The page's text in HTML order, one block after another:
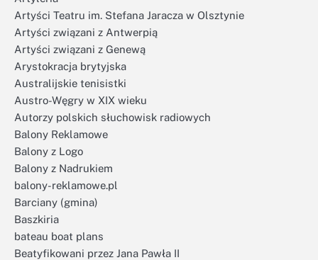
Artyści Teatru im. Stefana Jaracza w Olsztynie
Artyści związani z Antwerpią
Artyści związani z Genewą
Arystokracja brytyjska
Australijskie tenisistki
Austro-Węgry w XIX wieku
Autorzy polskich słuchowisk radiowych
Balony Reklamowe
Balony z Logo
Balony z Nadrukiem
balony-reklamowe.pl
Barciany (gmina)
Baszkiria
bateau boat plans
Beatyfikowani przez Jana Pawła II